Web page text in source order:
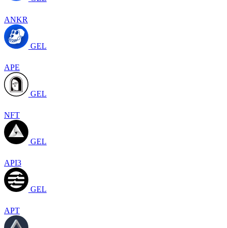
ANKR
GEL
APE
GEL
NFT
GEL
API3
GEL
APT